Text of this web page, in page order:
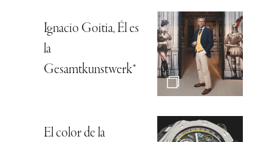
Ignacio Goitia, Él es
la
Gesamtkunstwerk*
El color de la